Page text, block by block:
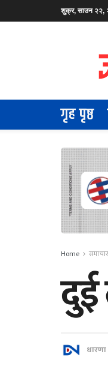
शुक्र, साउन २२,
गृह पृष्ठ
Home समाचार